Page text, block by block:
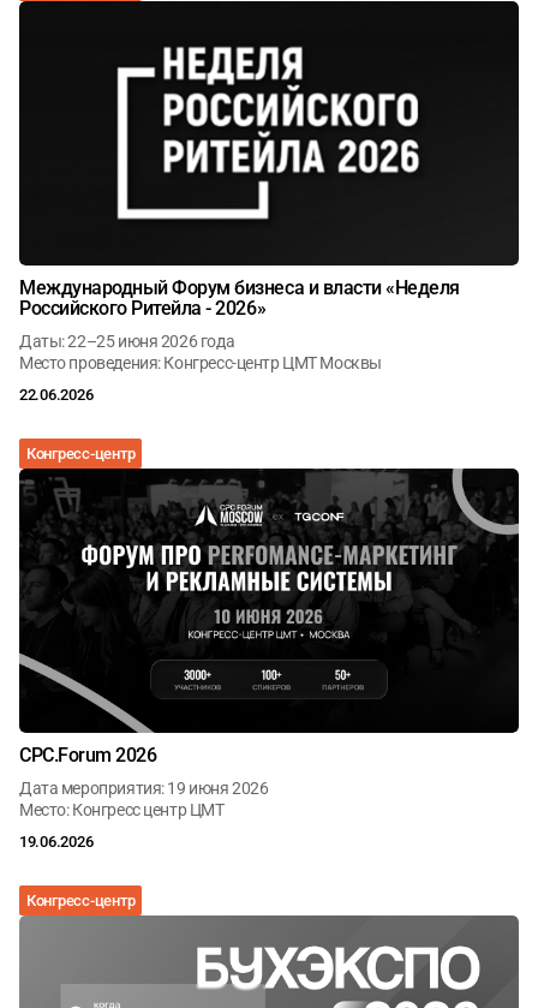
Международный Форум бизнеса и власти «Неделя
Российского Ритейла - 2026»
Даты: 22–25 июня 2026 года
Место проведения: Конгресс-центр ЦМТ Москвы
22.06.2026
Конгресс-центр
CPC.Forum 2026
Дата мероприятия: 19 июня 2026
Место: Конгресс центр ЦМТ
19.06.2026
Конгресс-центр